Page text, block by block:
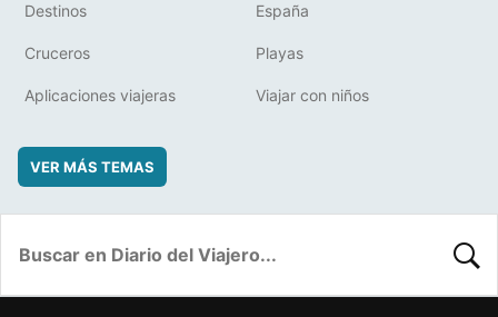
Destinos España
Cruceros Playas
Aplicaciones viajeras Viajar con niños
VER MÁS TEMAS